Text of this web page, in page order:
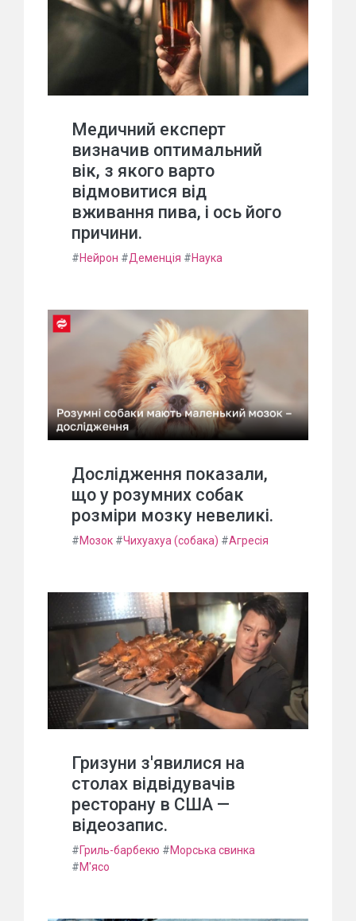
Медичний експерт
визначив оптимальний
вік, з якого варто
відмовитися від
вживання пива, і ось його
причини.
#Нейрон #Деменція #Наука
Дослідження показали,
що у розумних собак
розміри мозку невеликі.
#Мозок #Чихуахуа (собака) #Агресія
Гризуни з'явилися на
столах відвідувачів
ресторану в США —
відеозапис.
#Гриль-барбекю #Морська свинка
#М'ясо